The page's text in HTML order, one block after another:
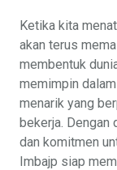
Ketika kita
akan terus
membentuk
memimpin
menarik yang
bekerja. Dengan
dan komitmen
Imbajp siap